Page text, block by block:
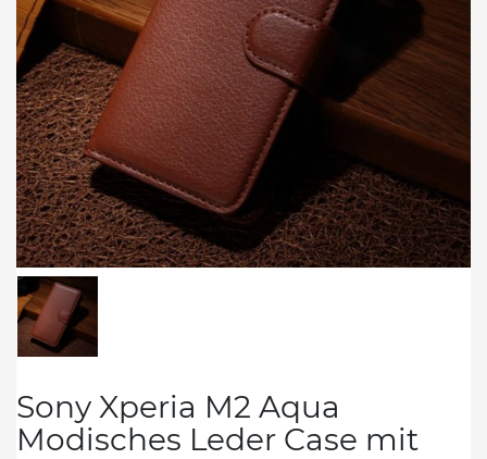
Sony Xperia M2 Aqua
Modisches Leder Case mit